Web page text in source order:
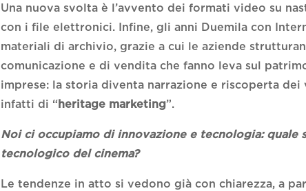
Una nuova svolta è l’avvento dei formati video su
con i file elettronici. Infine, gli anni Duemila con
materiali di archivio, grazie a cui le aziende
comunicazione e di vendita che fanno leva sul
imprese: la storia diventa narrazione e riscoperta dei
infatti di “heritage marketing”.
Noi ci occupiamo di innovazione e tecnologia: quale
tecnologico del cinema?
Le tendenze in atto si vedono già con chiarezza, a